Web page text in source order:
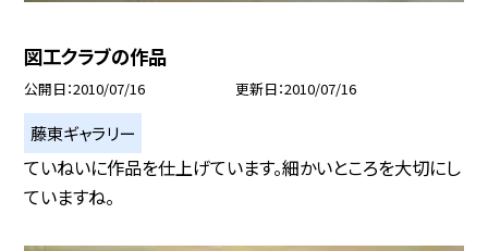
図工クラブの作品
公開日 2010/07/16 更新日 2010/07/16
藤東ギャラリー
ていねいに作品を仕上げています。細かいところを大切にし
ていますね。